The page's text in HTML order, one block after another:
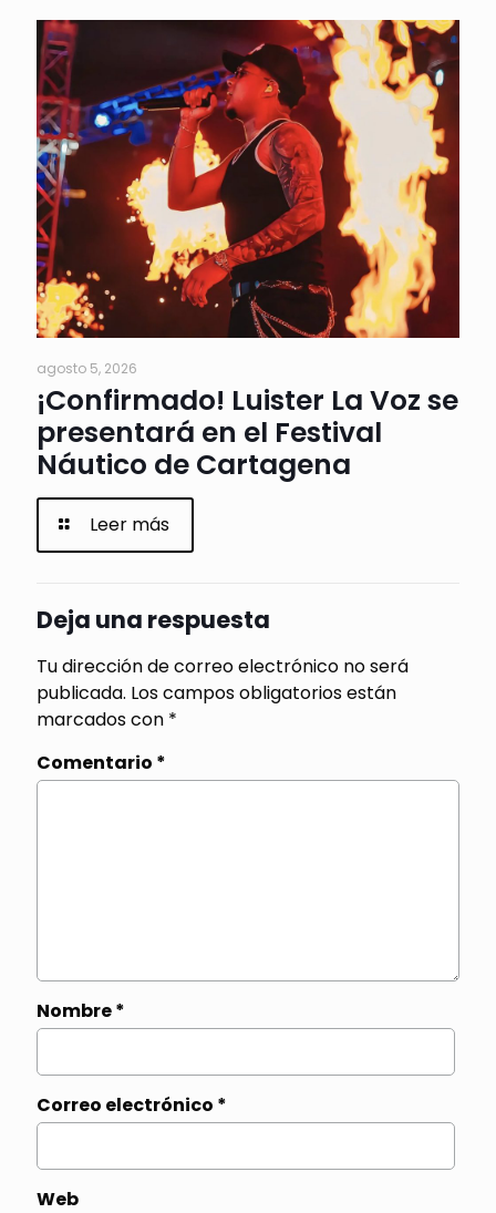
agosto 5, 2026
¡Confirmado! Luister La Voz se
presentará en el Festival
Náutico de Cartagena
Leer más
Deja una respuesta
Tu dirección de correo electrónico no será
publicada. Los campos obligatorios están
marcados con *
Comentario *
Nombre*
Correo electrónico *
Web